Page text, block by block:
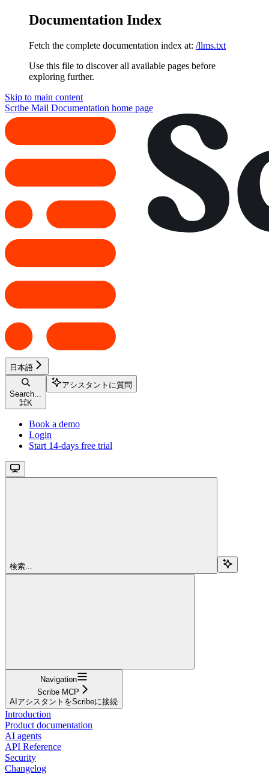
Documentation Index
Fetch the complete documentation index at: /llms.txt
Use this file to discover all available pages before
exploring further.
Skip to main content
Scribe Mail Documentation home page
日本語
Search...
⌘K
アシスタントに質問
Book a demo
Login
Start 14-days free trial
検索...
Navigation
Scribe MCP
AIアシスタントをScribeに接続
Introduction
Product documentation
AI agents
API Reference
Security
Changelog